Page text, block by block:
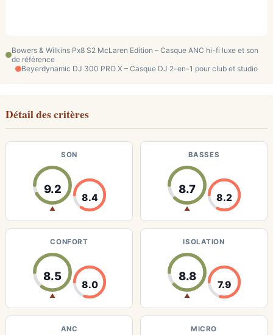
Bowers & Wilkins Px8 S2 McLaren Edition – Casque ANC hi-fi luxe et son
de référence
Beyerdynamic DJ 300 PRO X – Casque DJ 2-en-1 pour club et studio
Détail des critères
SON
9.2
▲
8.4
BASSES
8.7
▲
8.2
CONFORT
8.5
▲
8.0
ISOLATION
8.8
▲
7.9
ANC MICRO